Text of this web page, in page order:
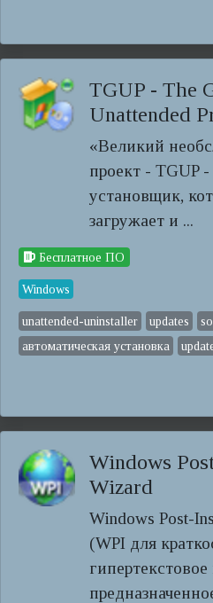
TGUP - The
Unattended
«Великий
проект - TGUP
установщик,
загружает и ...
Бесплатное ПО
Windows
unattended-uninstaller updates
автоматическая установка
Windows
Wizard
Windows Post-
(WPI для